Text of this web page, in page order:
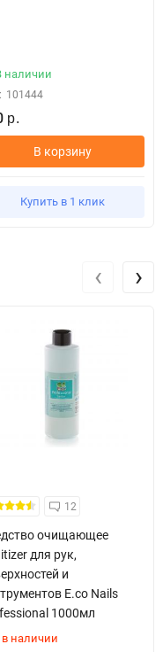
наличии
101444
р.
В корзину
Купить в 1 клик
12
очищающее
для рук,
и
E.co Nails
1000мл
в наличии
‹ ›